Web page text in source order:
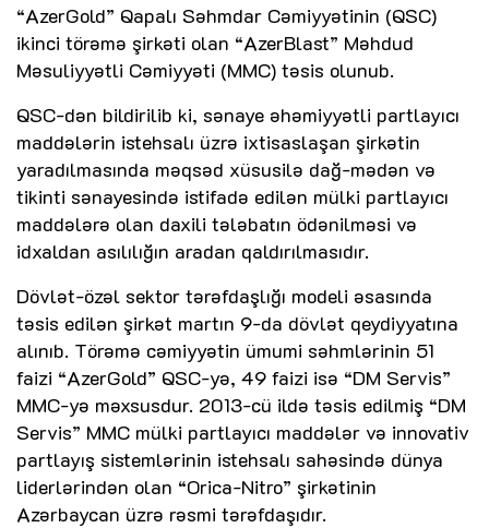
“AzerGold” Qapalı Səhmdar Cəmiyyətinin (QSC)
ikinci törəmə şirkəti olan “AzerBlast” Məhdud
Məsuliyyətli Cəmiyyəti (MMC) təsis olunub.
QSC-dən bildirilib ki, sənaye əhəmiyyətli partlayıcı
maddələrin istehsalı üzrə ixtisaslaşan şirkətin
yaradılmasında məqsəd xüsusilə dağ-mədən və
tikinti sənayesində istifadə edilən mülki partlayıcı
maddələrə olan daxili tələbatın ödənilməsi və
idxaldan asılılığın aradan qaldırılmasıdır.
Dövlət-özəl sektor tərəfdaşlığı modeli əsasında
təsis edilən şirkət martın 9-da dövlət qeydiyyatına
alınıb. Törəmə cəmiyyətin ümumi səhmlərinin 51
faizi “AzerGold” QSC-yə, 49 faizi isə “DM Servis”
MMC-yə məxsusdur. 2013-cü ildə təsis edilmiş “DM
Servis” MMC mülki partlayıcı maddələr və innovativ
partlayış sistemlərinin istehsalı sahəsində dünya
liderlərindən olan “Orica-Nitro” şirkətinin
Azərbaycan üzrə rəsmi tərəfdaşıdır.